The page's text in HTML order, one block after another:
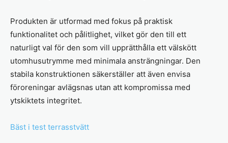
Produkten är utformad med fokus på praktisk
funktionalitet och pålitlighet, vilket gör den till ett
naturligt val för den som vill upprätthålla ett välskött
utomhusutrymme med minimala ansträngningar. Den
stabila konstruktionen säkerställer att även envisa
föroreningar avlägsnas utan att kompromissa med
ytskiktets integritet.
Bäst i test terrasstvätt